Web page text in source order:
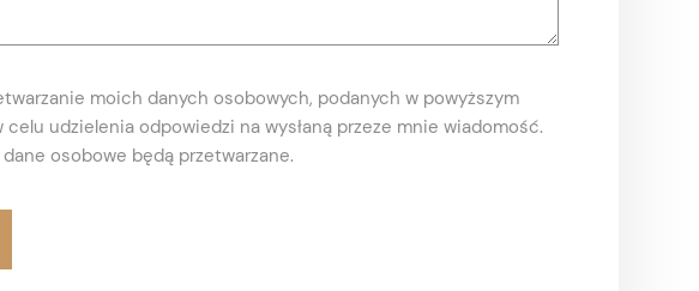
moich danych osobowych, podanych w powyższym
celu udzielenia odpowiedzi na wysłaną przeze mnie wiadomość.
dane osobowe będą przetwarzane.